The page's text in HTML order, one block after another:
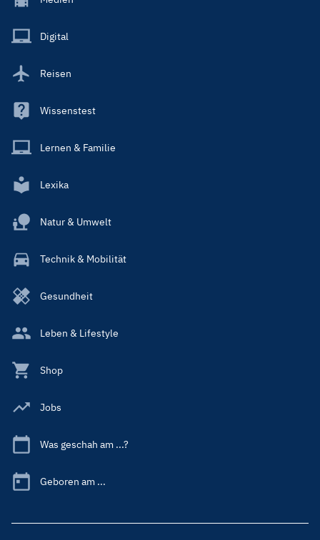
Main
Digital
Reisen
Wissenstest
Lernen & Familie
Lexika
Natur & Umwelt
Technik & Mobilität
Gesundheit
Leben & Lifestyle
Shop
Jobs
Was geschah am ...?
Geboren am ...